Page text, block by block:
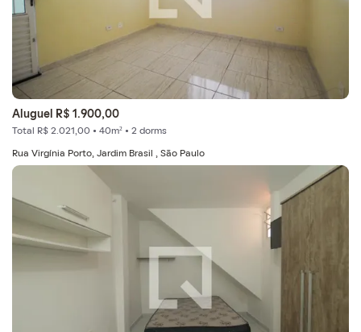
Aluguel R$ 1.900,00
Total R$ 2.021,00 • 40m² • 2 dorms
Rua Virgínia Porto, Jardim Brasil , São Paulo